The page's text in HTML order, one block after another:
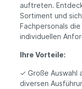
auftreten.
Sortiment und
Fachpersonals
individuellen
Ihre Vorteile:
✓ Große Auswahl
diversen